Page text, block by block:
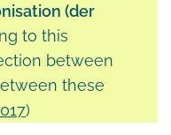
(der
to this
between
these
)